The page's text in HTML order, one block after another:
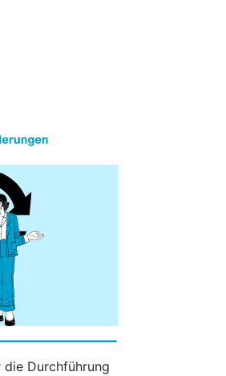
Durchführung